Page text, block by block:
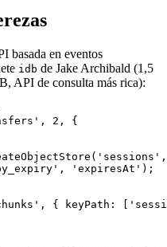
basada en eventos
idb de Jake Archibald (1,5
API de consulta más rica):
2, {
'expiresAt');
{ keyPath: